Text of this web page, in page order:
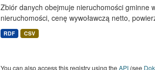
Zbiór danych obejmuje nieruchomości gminne
nieruchomości, cenę wywoławczą netto,
RDF CSV
You can also access this registry using theAPI(see